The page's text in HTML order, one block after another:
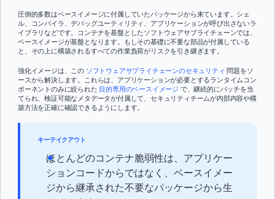
圧倒的多数はベースイメージに付属していたパッケージから来ています。シェ
ル、コンパイラ、デバッグユーティリティ、アプリケーションが呼び出さないラ
イブラリなどです。コンテナを基盤としたソフトウェアサプライチェーンでは、
ベースイメージが基盤となります。もしその基礎に不要な部品が付属している
と、その上に構築されるすべての作業負荷がリスクを引き継ぎます。
強化イメージは、この ソフトウェアサプライチェーンのセキュリティ 問題をソ
ースから解決します。これらは、アプリケーションが必要とするランタイムコン
ポーネントのみに絞られた 目的専用のベースイメージ で、継続的にパッチを当
てられ、検証可能なメタデータが付属して、セキュリティチームが内部内容や構
築方法を正確に確認できるようにします。
キーテイクアウト
ほとんどのコンテナ脆弱性は、アプリケー
ションコードからではなく、ベースイメー
ジから継承された不要なパッケージから生